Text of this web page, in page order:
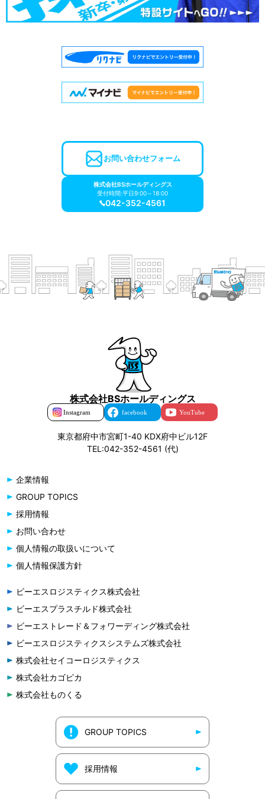
お問い合わせフォーム
株式会社BSホールディングス
受付時間:平日9:00～18:00
042-352-4561
株式会社BSホールディングス
東京都府中市宮町1-40 KDX府中ビル12F
TEL:042-352-4561 (代)
企業情報
GROUP TOPICS
採用情報
お問い合わせ
個人情報の取扱いについて
個人情報保護方針
ビーエスロジスティクス株式会社
ビーエスプラスチルド株式会社
ビーエストレード＆フォワーディング株式会社
ビーエスロジスティクスシステムズ株式会社
株式会社セイコーロジスティクス
株式会社カゴピカ
株式会社ものくる
GROUP TOPICS
採用情報